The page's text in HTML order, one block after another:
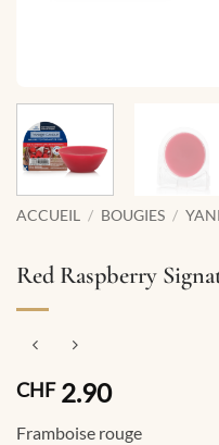
ACCUEIL / BOUGIES /
Red Raspberry
CHF2.90
Framboise rouge